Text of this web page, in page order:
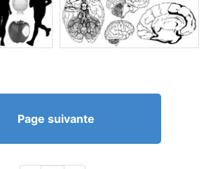
Page suivante